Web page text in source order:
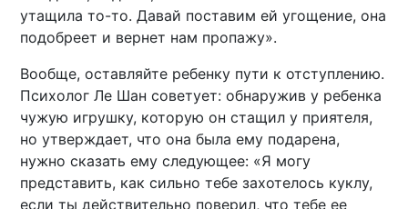
утащила то-то. Давай поставим ей угощение, она
подобреет и вернет нам пропажу».
Вообще, оставляйте ребенку пути к отступлению.
Психолог Ле Шан советует: обнаружив у ребенка
чужую игрушку, которую он стащил у приятеля,
но утверждает, что она была ему подарена,
нужно сказать ему следующее: «Я могу
представить, как сильно тебе захотелось куклу,
если ты действительно поверил, что тебе ее